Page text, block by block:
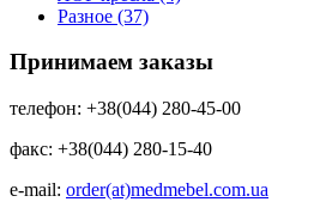
Разное (37)
Принимаем заказы
телефон: +38(044) 280-45-00
факс: +38(044) 280-15-40
e-mail: order(at)medmebel.com.ua